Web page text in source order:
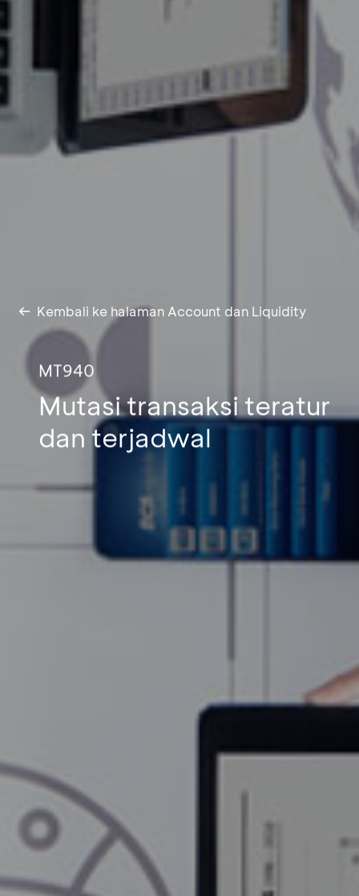
Kembali ke halaman Account dan Liquidity
MT940
Mutasi transaksi teratur
dan terjadwal